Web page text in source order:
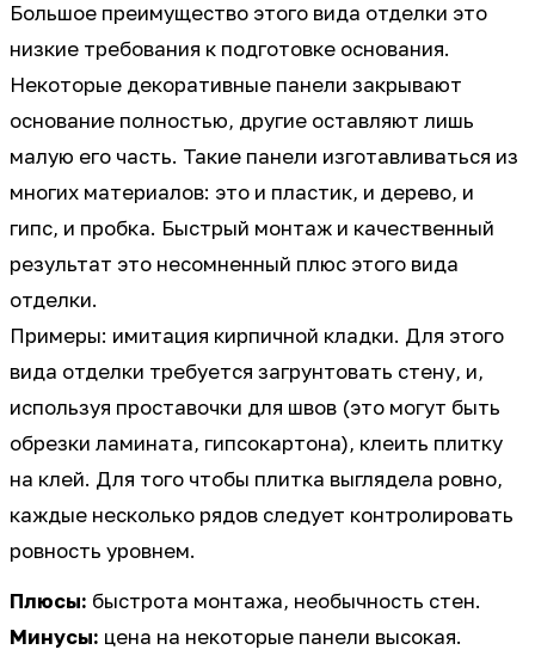
Большое преимущество этого вида отделки это
низкие требования к подготовке основания.
Некоторые декоративные панели закрывают
основание полностью, другие оставляют лишь
малую его часть. Такие панели изготавливаться из
многих материалов: это и пластик, и дерево, и
гипс, и пробка. Быстрый монтаж и качественный
результат это несомненный плюс этого вида
отделки.
Примеры: имитация кирпичной кладки. Для этого
вида отделки требуется загрунтовать стену, и,
используя проставочки для швов (это могут быть
обрезки ламината, гипсокартона), клеить плитку
на клей. Для того чтобы плитка выглядела ровно,
каждые несколько рядов следует контролировать
ровность уровнем.
Плюсы: быстрота монтажа, необычность стен.
Минусы: цена на некоторые панели высокая.